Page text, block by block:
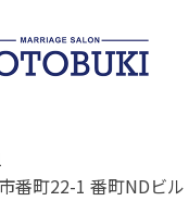
番町22-1 番町NDビル